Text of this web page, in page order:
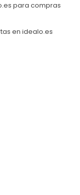
para compras
en idealo.es